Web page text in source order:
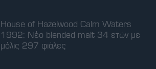
House of Hazelwood Calm Waters
1992: Νέο blended malt 34 ετών με
μόλις 297 φιάλες